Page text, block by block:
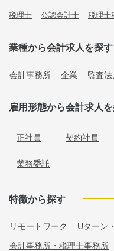
税理士 公認会計士 税理士
業種から会計求人を探す
会計事務所 企業 監査法
雇用形態から会計求人
正社員 契約社員
業務委託
特徴から探す
リモートワーク Uターン
会計事務所・税理士事務所